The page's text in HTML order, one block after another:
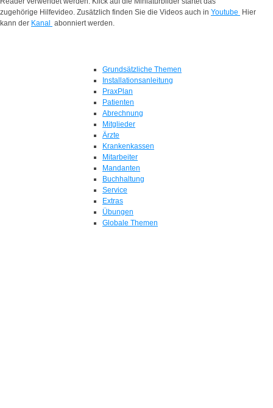
zugehörige Hilfevideo. Zusätzlich finden Sie die Videos auch in Youtube
Hier
kann der Kanal abonniert werden.
Grundsätzliche Themen
Installationsanleitung
PraxPlan
Patienten
Abrechnung
Mitglieder
Ärzte
Krankenkassen
Mitarbeiter
Mandanten
Buchhaltung
Service
Extras
Übungen
Globale Themen